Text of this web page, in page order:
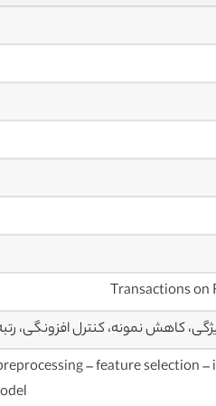
کاهش نمونه، کنترل افزونگی،
– feature selection